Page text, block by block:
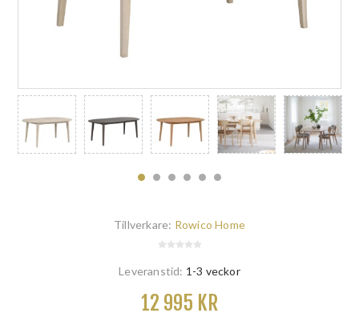
Tillverkare: Rowico Home
Leveranstid: 1-3 veckor
12 995 KR